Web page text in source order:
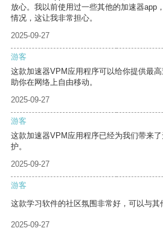
放心。我以前使用过一些其他的加速器app
情况，这让我非常担心。
2025-09-27
游客
这款加速器VPM应用程序可以给你提供最
助你在网络上自由移动。
2025-09-27
游客
这款加速器VPM应用程序已经为我们带来
护。
2025-09-27
游客
这款学习软件的社区氛围非常好，可以与其
2025-09-27